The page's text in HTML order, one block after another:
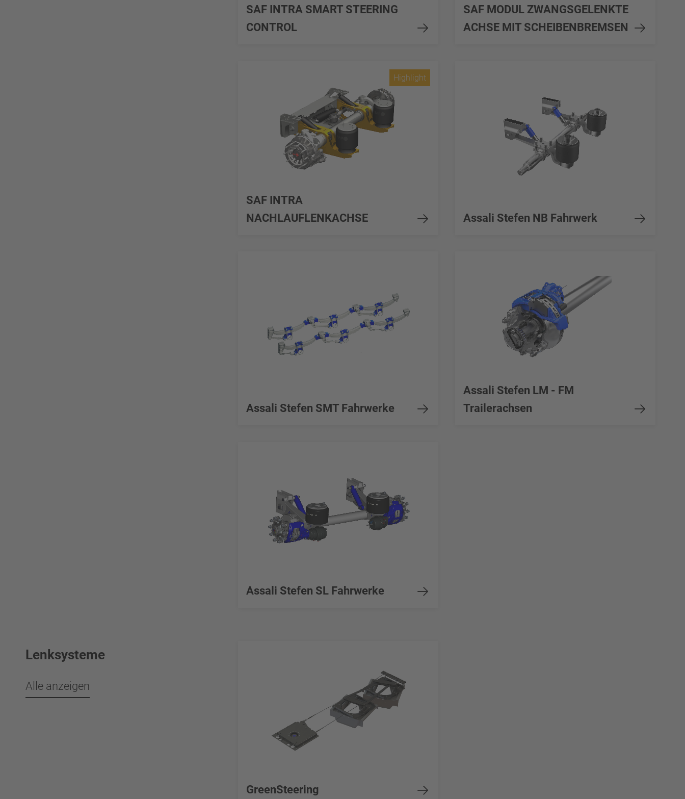
SAF INTRA SMART STEERING
CONTROL
SAF MODUL ZWANGSGELENKTE
ACHSE MIT SCHEIBENBREMSEN
SAF INTRA
NACHLAUFLENKACHSE
Highlight
Assali Stefen NB Fahrwerk
Assali Stefen SMT Fahrwerke
Assali Stefen LM - FM
Trailerachsen
Assali Stefen SL Fahrwerke
Lenksysteme
Alle anzeigen
GreenSteering